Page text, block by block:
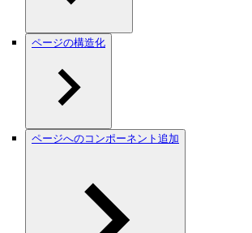
ページの構造化
ページへのコンポーネント追加